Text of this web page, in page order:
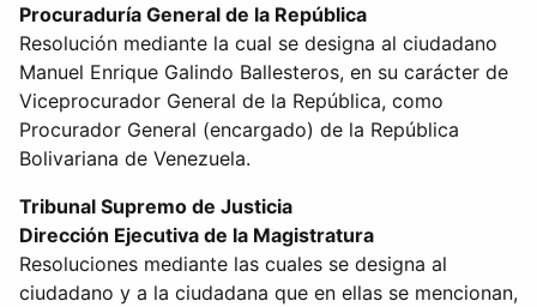
Procuraduría General de la República
Resolución mediante la cual se designa al ciudadano
Manuel Enrique Galindo Ballesteros, en su carácter de
Viceprocurador General de la República, como
Procurador General (encargado) de la República
Bolivariana de Venezuela.
Tribunal Supremo de Justicia
Dirección Ejecutiva de la Magistratura
Resoluciones mediante las cuales se designa al
ciudadano y a la ciudadana que en ellas se mencionan,